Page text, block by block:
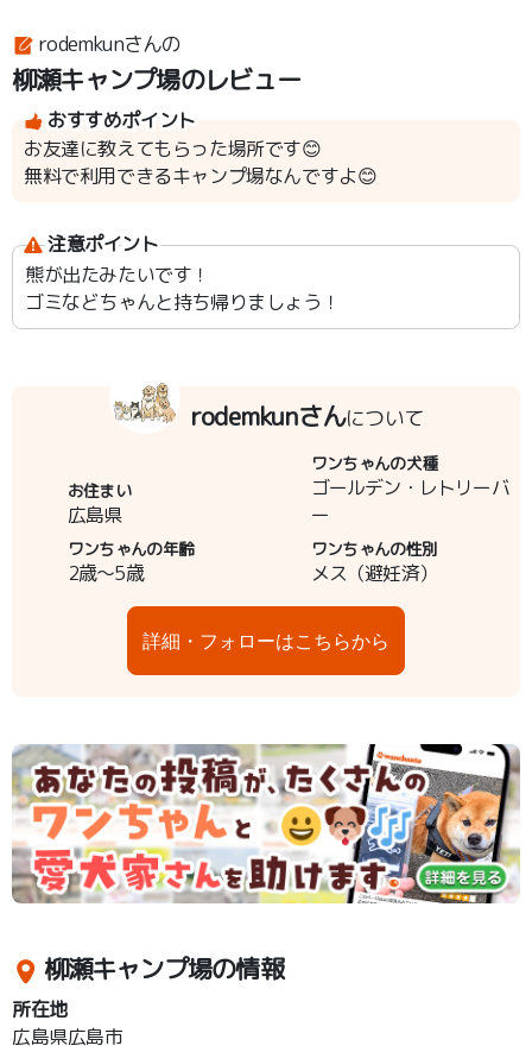
rodemkunさんの
柳瀬キャンプ場のレビュー
おすすめポイント
お友達に教えてもらった場所です😊
無料で利用できるキャンプ場なんですよ😊
注意ポイント
熊が出たみたいです！
ゴミなどちゃんと持ち帰りましょう！
rodemkunさんについて
お住まい
広島県
ワンちゃんの犬種
ゴールデン・レトリーバ
ー
ワンちゃんの年齢
2歳～5歳
ワンちゃんの性別
メス（避妊済）
詳細・フォローはこちらから
柳瀬キャンプ場の情報
所在地
広島県広島市